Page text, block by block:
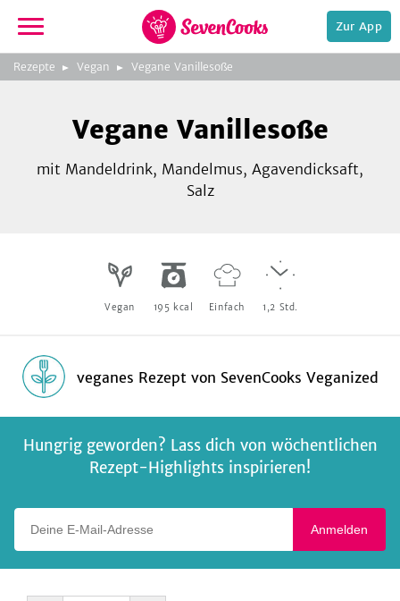
zur
Startseite
Zur App
Rezepte Vegan Vegane Vanillesoße
Bild
3
zeigen
Vegane Vanillesoße
mit Mandeldrink, Mandelmus, Agavendicksaft,
Salz
Vegan 195 kcal Einfach 1,2 Std.
veganes Rezept von SevenCooks Veganized
Hungrig geworden? Lass dich von wöchentlichen
Rezept-Highlights inspirieren!
Anmelden